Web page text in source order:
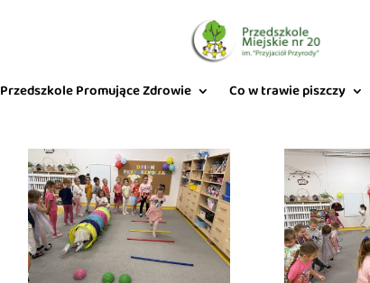
Przedszkole Promujące Zdrowie Co w trawie piszczy